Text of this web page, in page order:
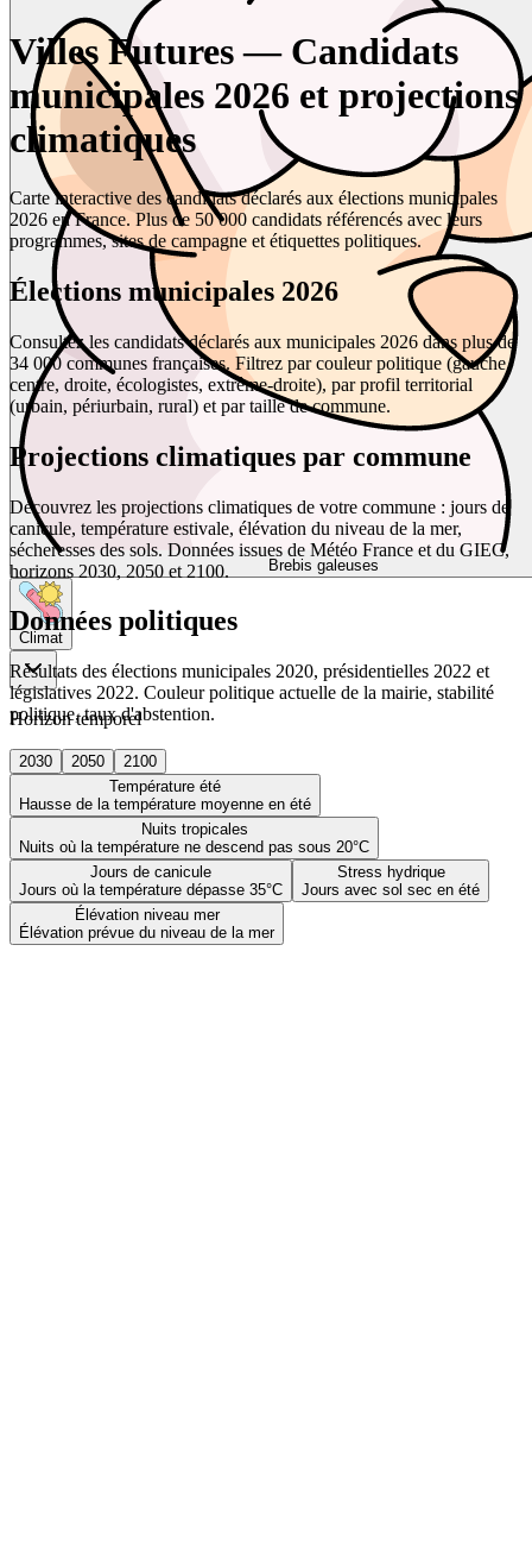
Brebis galeuses
Climat
Horizon temporel
2030 2050
2100
Température été
Hausse de la température moyenne en été
Nuits tropicales
Nuits où la température ne descend pas sous 20°C
Jours de canicule
Jours où la température dépasse 35°C
Stress hydrique
Jours avec sol sec en été
Élévation niveau mer
Élévation prévue du niveau de la mer
Villes Futures — Candidats
municipales 2026 et projections
climatiques
Carte interactive des candidats déclarés aux élections municipales
2026 en France. Plus de 50 000 candidats référencés avec leurs
programmes, sites de campagne et étiquettes politiques.
Élections municipales 2026
Consultez les candidats déclarés aux municipales 2026 dans plus de
34 000 communes françaises. Filtrez par couleur politique (gauche,
centre, droite, écologistes, extrême-droite), par profil territorial
(urbain, périurbain, rural) et par taille de commune.
Projections climatiques par commune
Découvrez les projections climatiques de votre commune : jours de
canicule, température estivale, élévation du niveau de la mer,
sécheresses des sols. Données issues de Météo France et du GIEC,
horizons 2030, 2050 et 2100.
Données politiques
Résultats des élections municipales 2020, présidentielles 2022 et
législatives 2022. Couleur politique actuelle de la mairie, stabilité
politique, taux d'abstention.